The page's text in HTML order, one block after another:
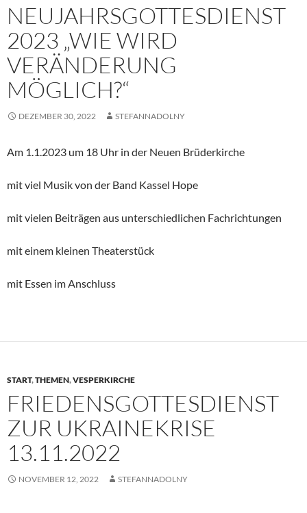
NEUJAHRSGOTTESDIENST
2023 „WIE WIRD
VERÄNDERUNG
MÖGLICH?“
DEZEMBER 30, 2022 STEFANNADOLNY
Am 1.1.2023 um 18 Uhr in der Neuen Brüderkirche
mit viel Musik von der Band Kassel Hope
mit vielen Beiträgen aus unterschiedlichen Fachrichtungen
mit einem kleinen Theaterstück
mit Essen im Anschluss
START,THEMEN,VESPERKIRCHE
FRIEDENSGOTTESDIENST
ZUR UKRAINEKRISE
13.11.2022
NOVEMBER 12, 2022 STEFANNADOLNY